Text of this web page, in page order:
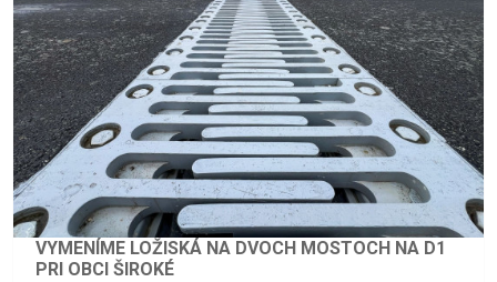
VYMENÍME LOŽISKÁ NA DVOCH MOSTOCH NA D1
PRI OBCI ŠIROKÉ